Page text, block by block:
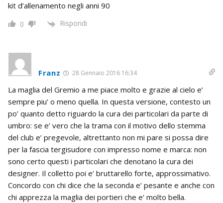
kit d’allenamento negli anni 90
0 Rispondi
Franz 28 Gennaio 2016 16:34
La maglia del Gremio a me piace molto e grazie al cielo e’
sempre piu’ o meno quella. In questa versione, contesto un
po’ quanto detto riguardo la cura dei particolari da parte di
umbro: se e’ vero che la trama con il motivo dello stemma
del club e’ pregevole, altrettanto non mi pare si possa dire
per la fascia tergisudore con impresso nome e marca: non
sono certo questi i particolari che denotano la cura dei
designer. Il colletto poi e’ bruttarello forte, approssimativo.
Concordo con chi dice che la seconda e’ pesante e anche con
chi apprezza la maglia dei portieri che e’ molto bella.